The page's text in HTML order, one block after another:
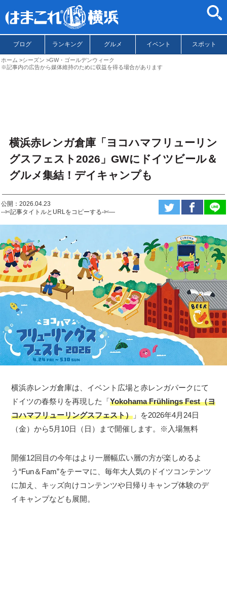
ブログ ランキング グルメ イベント スポット
ホーム シーズン
GW・ゴールデンウィーク
※記事内の広告から媒体維持のために収益を得る場合があります
横浜赤レンガ倉庫「ヨコハマフリューリン
グスフェスト2026」GWにドイツビール＆
グルメ集結！デイキャンプも
公開：2026.04.23
--✄記事タイトルとURLをコピーする-✄—
横浜赤レンガ倉庫は、イベント広場と赤レンガパークにて
ドイツの春祭りを再現した「Yokohama Frühlings Fest（ヨ
コハマフリューリングスフェスト） 」を2026年4月24日
（金）から5月10日（日）まで開催します。※入場無料
開催12回目の今年はより一層幅広い層の方が楽しめるよ
う“Fun＆Fam”をテーマに、毎年大人気のドイツコンテンツ
に加え、キッズ向けコンテンツや日帰りキャンプ体験のデ
イキャンプなども展開。